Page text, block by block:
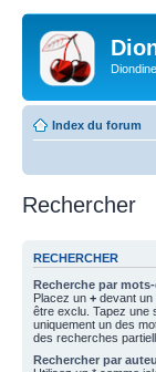
Index du forum
Rechercher
RECHERCHER
Recherche par
Placez un + devant un
être exclu. Tapez une
uniquement un des
des recherches
Rechercher par